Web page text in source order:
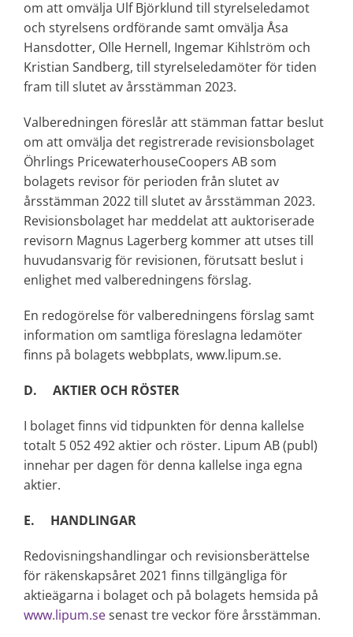
om att omvälja Ulf Björklund till styrelseledamot
och styrelsens ordförande samt omvälja Åsa
Hansdotter, Olle Hernell, Ingemar Kihlström och
Kristian Sandberg, till styrelseledamöter för tiden
fram till slutet av årsstämman 2023.
Valberedningen föreslår att stämman fattar beslut
om att omvälja det registrerade revisionsbolaget
Öhrlings PricewaterhouseCoopers AB som
bolagets revisor för perioden från slutet av
årsstämman 2022 till slutet av årsstämman 2023.
Revisionsbolaget har meddelat att auktoriserade
revisorn Magnus Lagerberg kommer att utses till
huvudansvarig för revisionen, förutsatt beslut i
enlighet med valberedningens förslag.
En redogörelse för valberedningens förslag samt
information om samtliga föreslagna ledamöter
finns på bolagets webbplats, www.lipum.se.
D. AKTIER OCH RÖSTER
I bolaget finns vid tidpunkten för denna kallelse
totalt 5 052 492 aktier och röster. Lipum AB (publ)
innehar per dagen för denna kallelse inga egna
aktier.
E. HANDLINGAR
Redovisningshandlingar och revisionsberättelse
för räkenskapsåret 2021 finns tillgängliga för
aktieägarna i bolaget och på bolagets hemsida på
www.lipum.sesenast tre veckor före årsstämman.